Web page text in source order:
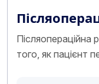
Післяопераційна
того, як пацієнт